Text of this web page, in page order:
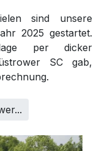
sind unsere
2025 gestartet.
per dicker
SC gab,